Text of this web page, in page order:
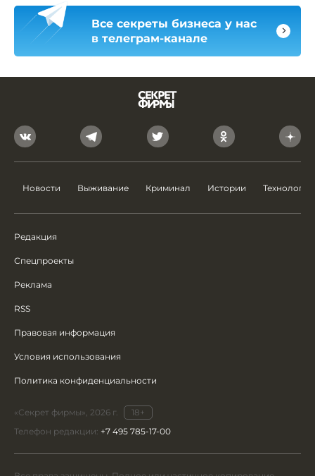
Все секреты бизнеса у нас
в телеграм-канале
Новости Выживание Криминал Истории Технологии
Редакция
Спецпроекты
Реклама
RSS
Правовая информация
Условия использования
Политика конфиденциальности
«Секрет фирмы», 2026 г.
18+
Телефон редакции: +7 495 785-17-00